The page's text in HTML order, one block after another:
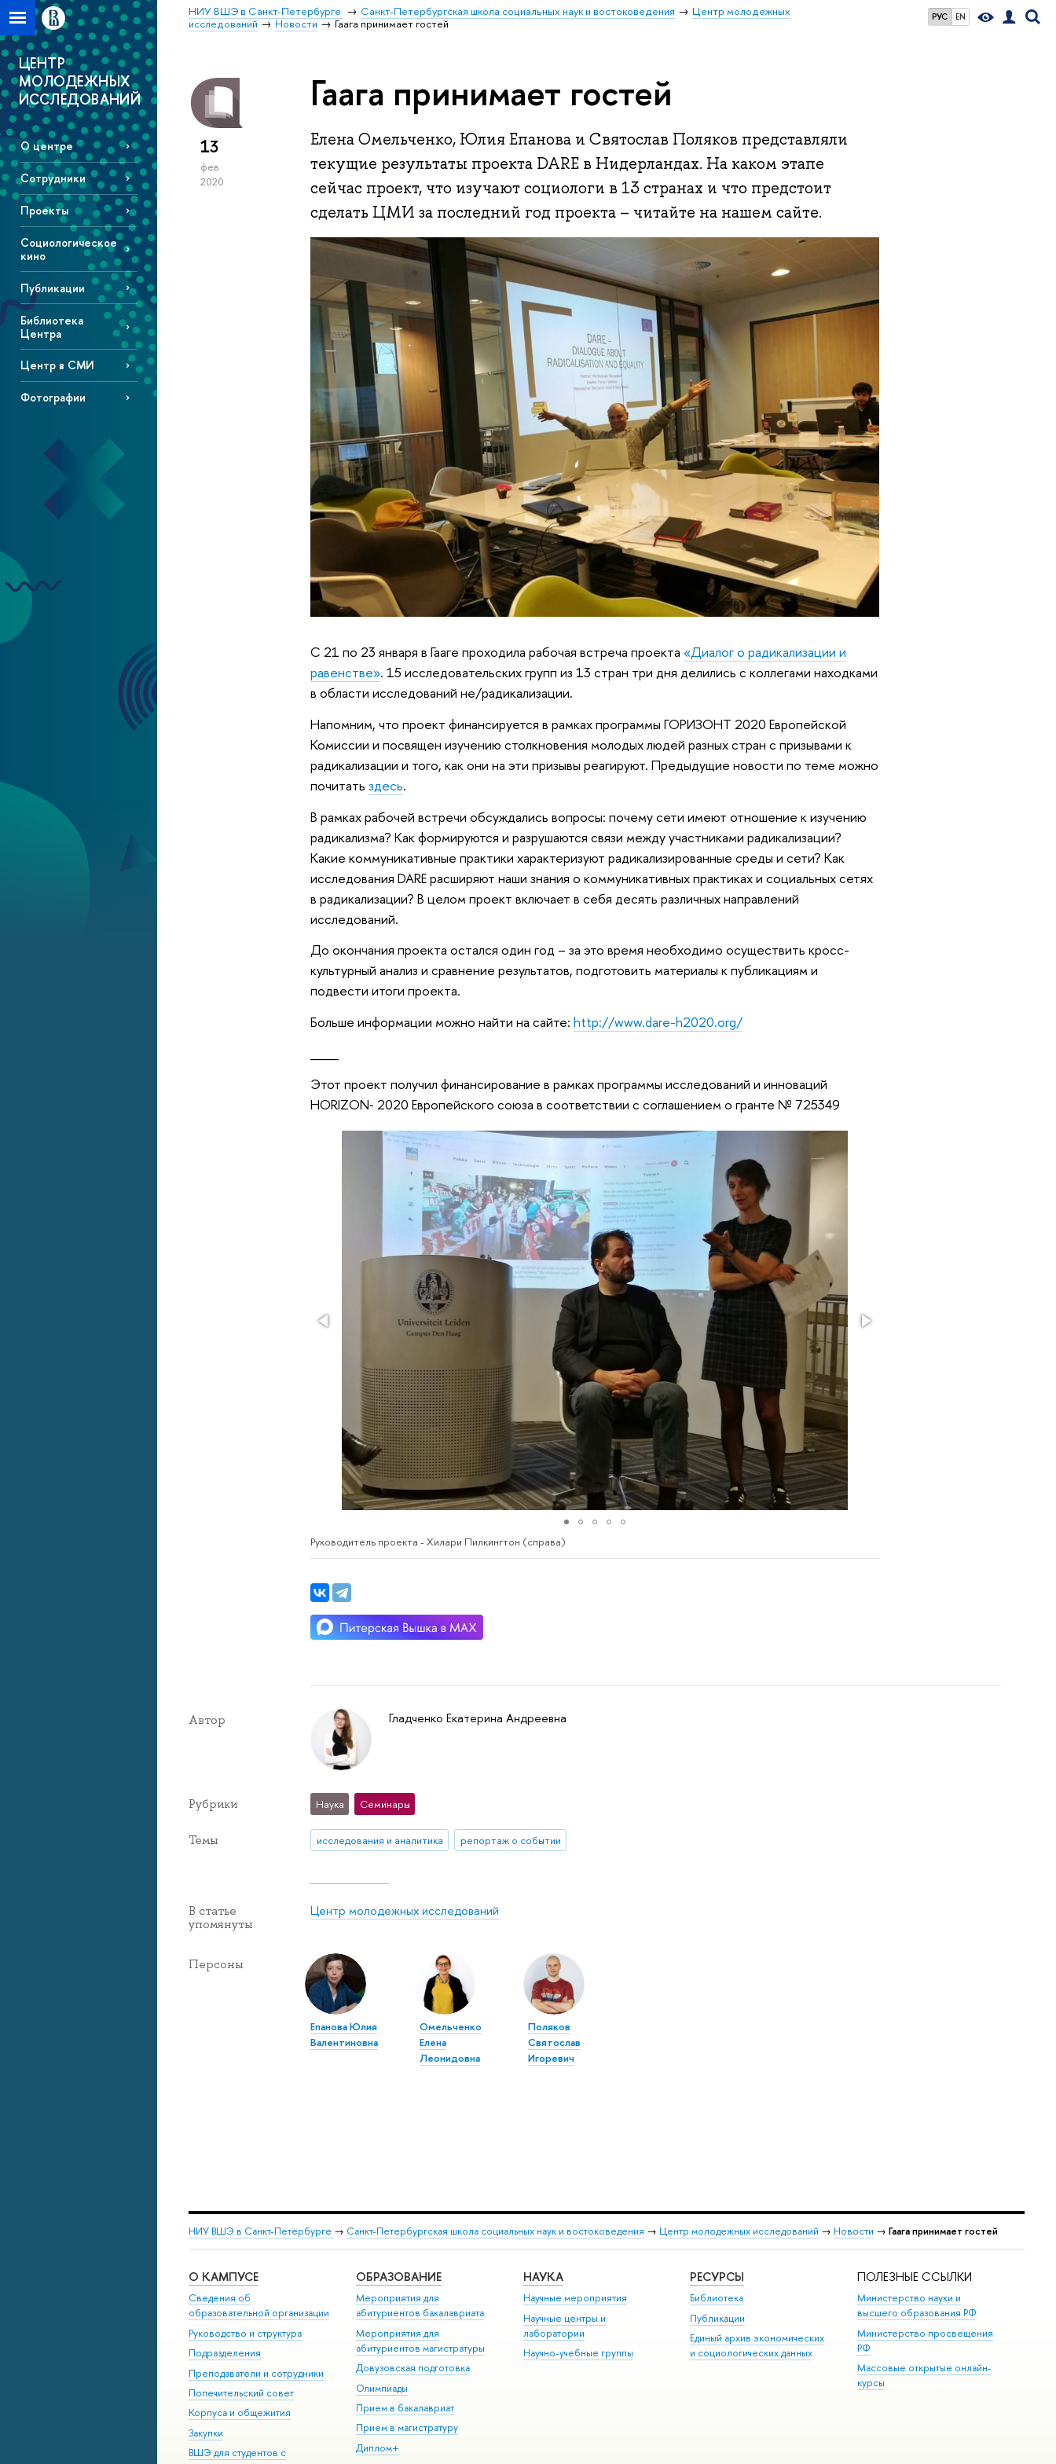
РУС EN
НИУ ВШЭ в Санкт-Петербурге Санкт-Петербургская школа социальных наук и востоковедения
Центр молодежных
исследований
Новости Гаага принимает гостей
ЦЕНТР
МОЛОДЕЖНЫХ
ИССЛЕДОВАНИЙ
О центре
Сотрудники
Проекты
Социологическое
кино
Публикации
Библиотека
Центра
Центр в СМИ
Фотографии
13
фев
2020
Гаага принимает гостей
Елена Омельченко, Юлия Епанова и Святослав Поляков представляли
текущие результаты проекта DARE в Нидерландах. На каком этапе
сейчас проект, что изучают социологи в 13 странах и что предстоит
сделать ЦМИ за последний год проекта – читайте на нашем сайте.
С 21 по 23 января в Гааге проходила рабочая встреча проекта «Диалог о радикализации и
равенстве». 15 исследовательских групп из 13 стран три дня делились с коллегами находками
в области исследований не/радикализации.
Напомним, что проект финансируется в рамках программы ГОРИЗОНТ 2020 Европейской
Комиссии и посвящен изучению столкновения молодых людей разных стран с призывами к
радикализации и того, как они на эти призывы реагируют. Предыдущие новости по теме можно
почитатьздесь.
В рамках рабочей встречи обсуждались вопросы: почему сети имеют отношение к изучению
радикализма? Как формируются и разрушаются связи между участниками радикализации?
Какие коммуникативные практики характеризуют радикализированные среды и сети? Как
исследования DARE расширяют наши знания о коммуникативных практиках и социальных сетях
в радикализации? В целом проект включает в себя десять различных направлений
исследований.
До окончания проекта остался один год – за это время необходимо осуществить кросс-
культурный анализ и сравнение результатов, подготовить материалы к публикациям и
подвести итоги проекта.
Больше информации можно найти на сайте:http://www.dare-h2020.org/
Этот проект получил финансирование в рамках программы исследований и инноваций
НОRIZON‑ 2020 Европейского союза в соответствии с соглашением о гранте № 725349
Руководитель проекта - Хилари Пилкингтон (справа)
Автор Гладченко Екатерина Андреевна
Рубрики Наука Семинары
Темы исследования и аналитика репортаж о событии
В статье
упомянуты
Центр молодежных исследований
Персоны
Епанова Юлия
Валентиновна
Омельченко
Елена
Леонидовна
Поляков
Святослав
Игоревич
НИУ ВШЭ в Санкт-Петербурге → Санкт-Петербургская школа социальных наук и востоковедения → Центр молодежных исследований → Новости → Гаага принимает гостей
О КАМПУСЕ
Сведения об
образовательной организации
Руководство и структура
Подразделения
Преподаватели и сотрудники
Попечительский совет
Корпуса и общежития
Закупки
ВШЭ для студентов с
ОБРАЗОВАНИЕ
Мероприятия для
абитуриентов бакалавриата
Мероприятия для
абитуриентов магистратуры
Довузовская подготовка
Олимпиады
Прием в бакалавриат
Прием в магистратуру
Диплом+
НАУКА
Научные мероприятия
Научные центры и
лаборатории
Научно-учебные группы
РЕСУРСЫ
Библиотека
Публикации
Единый архив экономических
и социологических данных
ПОЛЕЗНЫЕ ССЫЛКИ
Министерство науки и
высшего образования РФ
Министерство просвещения
РФ
Массовые открытые онлайн-
курсы